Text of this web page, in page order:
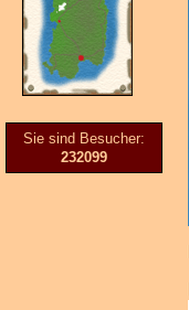
Sie sind Besucher:
232099